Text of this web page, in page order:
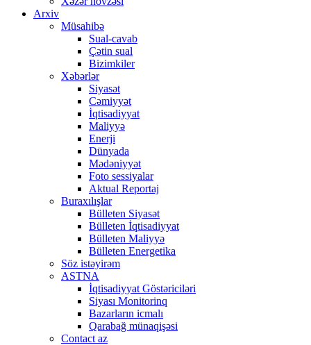
Arxiv
Müsahibə
Sual-cavab
Çətin sual
Bizimkiler
Xəbərlər
Siyasət
Cəmiyyət
İqtisadiyyat
Maliyyə
Enerji
Dünyada
Mədəniyyət
Foto sessiyalar
Aktual Reportaj
Buraxılışlar
Bülleten Siyasət
Bülleten İqtisadiyyat
Bülleten Maliyyə
Bülleten Energetika
Söz istəyirəm
ASTNA
İqtisadiyyat Göstəriciləri
Siyası Monitorinq
Bazarların icmalı
Qarabağ münaqişəsi
Contact az